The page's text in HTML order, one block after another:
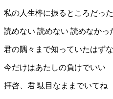
私の人生棒に振るところだった
読めない 読めない 読めなかっ
君の隅々まで知っていたはず
今だけはあたしの負けでいい
拝啓、君 駄目なままでいてね